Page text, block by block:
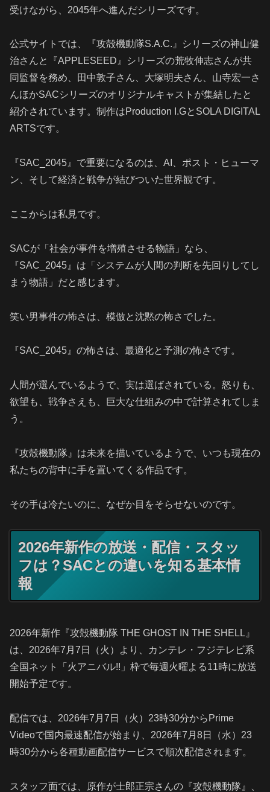
受けながら、2045年へ進んだシリーズです。
公式サイトでは、『攻殻機動隊S.A.C.』シリーズの神山健
治さんと『APPLESEED』シリーズの荒牧伸志さんが共
同監督を務め、田中敦子さん、大塚明夫さん、山寺宏一さ
んほかSACシリーズのオリジナルキャストが集結したと
紹介されています。制作はProduction I.GとSOLA DIGITAL
ARTSです。
『SAC_2045』で重要になるのは、AI、ポスト・ヒューマ
ン、そして経済と戦争が結びついた世界観です。
ここからは私見です。
SACが「社会が事件を増殖させる物語」なら、
『SAC_2045』は「システムが人間の判断を先回りしてし
まう物語」だと感じます。
笑い男事件の怖さは、模倣と沈黙の怖さでした。
『SAC_2045』の怖さは、最適化と予測の怖さです。
人間が選んでいるようで、実は選ばされている。怒りも、
欲望も、戦争さえも、巨大な仕組みの中で計算されてしま
う。
『攻殻機動隊』は未来を描いているようで、いつも現在の
私たちの背中に手を置いてくる作品です。
その手は冷たいのに、なぜか目をそらせないのです。
2026年新作の放送・配信・スタッ
フは？SACとの違いを知る基本情
報
2026年新作『攻殻機動隊 THE GHOST IN THE SHELL』
は、2026年7月7日（火）より、カンテレ・フジテレビ系
全国ネット「火アニバル!!」枠で毎週火曜よる11時に放送
開始予定です。
配信では、2026年7月7日（火）23時30分からPrime
Videoで国内最速配信が始まり、2026年7月8日（水）23
時30分から各種動画配信サービスで順次配信されます。
スタッフ面では、原作が士郎正宗さんの『攻殻機動隊』、